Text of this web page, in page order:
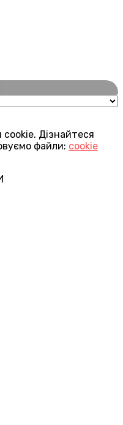
Дізнайтеся
файли: cookie